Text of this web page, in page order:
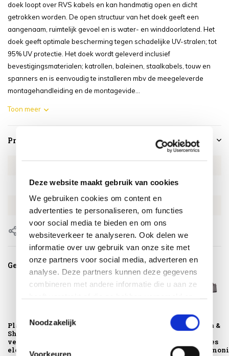
Deze website maakt gebruik van cookies
We gebruiken cookies om content en
advertenties te personaliseren, om functies
voor social media te bieden en om ons
websiteverkeer te analyseren. Ook delen we
informatie over uw gebruik van onze site met
onze partners voor social media, adverteren en
analyse. Deze partners kunnen deze gegevens
combineren met andere informatie die u aan ze
Noodzakelijk
Voorkeuren
doek loopt over RVS kabels en kan handmatig open en dicht
getrokken worden. De open structuur van het doek geeft een
aangenaam, ruimtelijk gevoel en is water- en winddoorlatend. Het
doek geeft optimale bescherming tegen schadelijke UV-stralen; tot
95% UV protectie. Het doek wordt geleverd inclusief
bevestigingsmaterialen; katrollen, baleinen, staalkabels, touw en
spanners en is eenvoudig te installeren mbv de meegeleverde
montagehandleiding en de montagevide...
Toon meer
Productspecificaties
SKU 1404D
Gerelateerde producten
Platinum Sun &
Shade pergola kit
verlenging
elemen...
Platinum Sun &
Shade
beschermhoes
voor een